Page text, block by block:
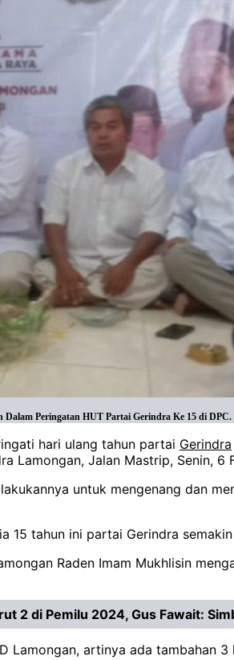
Peringatan HUT Partai Gerindra Ke 15 di
hari ulang tahun partai Gerindra
Lamongan, Jalan Mastrip, Senin, 6
untuk mengenang dan
15 tahun ini partai Gerindra
Raden Imam Mukhlisin
2 di Pemilu 2024, Gus Fawait:
Lamongan, artinya ada